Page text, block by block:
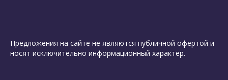
Предложения на сайте не являются публичной офертой и
носят исключительно информационный характер.